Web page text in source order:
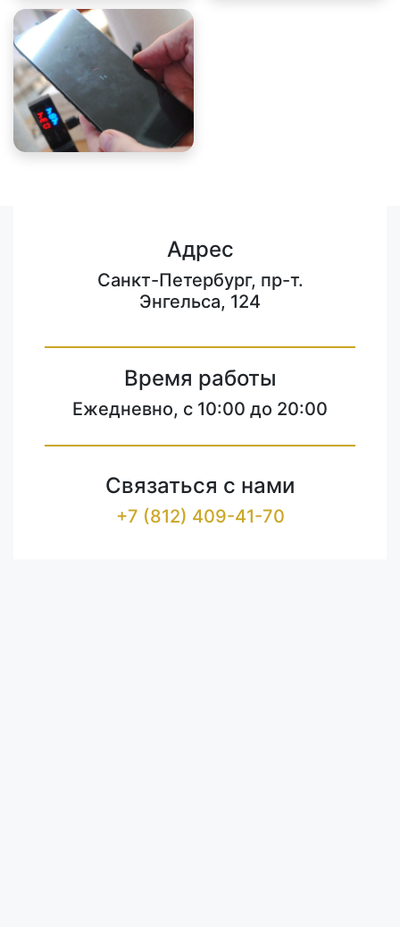
Адрес
Санкт-Петербург, пр-т.
Энгельса, 124
Время работы
Ежедневно, с 10:00 до 20:00
Связаться с нами
+7 (812) 409-41-70